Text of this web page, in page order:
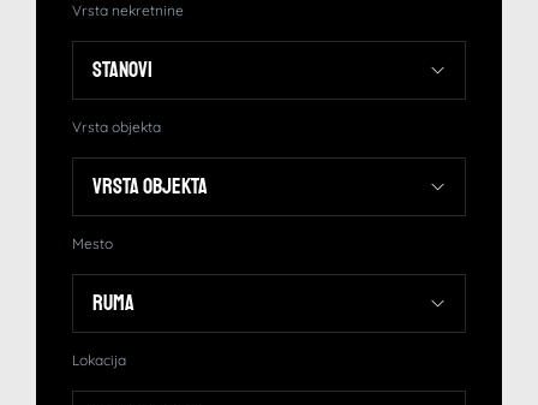
Vrsta nekretnine
Vrsta objekta
Mesto
Lokacija